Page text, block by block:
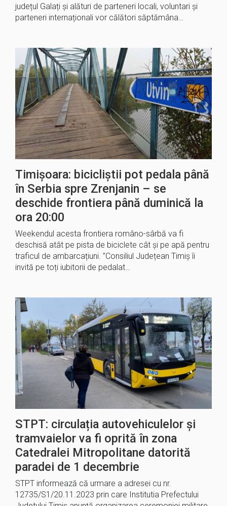
județul Galați și alături de parteneri locali, voluntari și
parteneri internaționali vor călători săptămâna…
Timișoara: bicicliștii pot pedala până
în Serbia spre Zrenjanin – se
deschide frontiera până duminică la
ora 20:00
Weekendul acesta frontiera româno-sârbă va fi
deschisă atât pe pista de biciclete cât și pe apă pentru
traficul de ambarcațiuni. ”Consiliul Județean Timiș îi
invită pe toți iubitorii de pedalat…
STPT: circulația autovehiculelor și
tramvaielor va fi oprită în zona
Catedralei Mitropolitane datorită
paradei de 1 decembrie
STPT informează că urmare a adresei cu nr.
12735/S1/20.11.2023 prin care Institutia Prefectului